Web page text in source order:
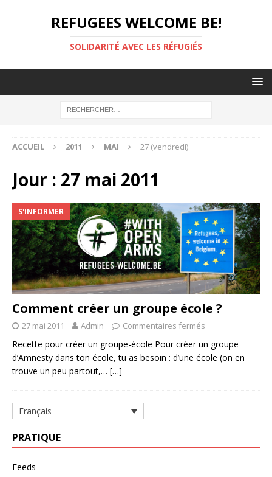
REFUGEES WELCOME BE!
SOLIDARITÉ AVEC LES RÉFUGIÉS
ACCUEIL 2011 MAI 27 (vendredi)
Jour : 27 mai 2011
S'INFORMER
Comment créer un groupe école ?
27 mai 2011 Admin Commentaires fermés
Recette pour créer un groupe-école Pour créer un groupe
d’Amnesty dans ton école, tu as besoin : d’une école (on en
trouve un peu partout,… […]
Français
PRATIQUE
Feeds